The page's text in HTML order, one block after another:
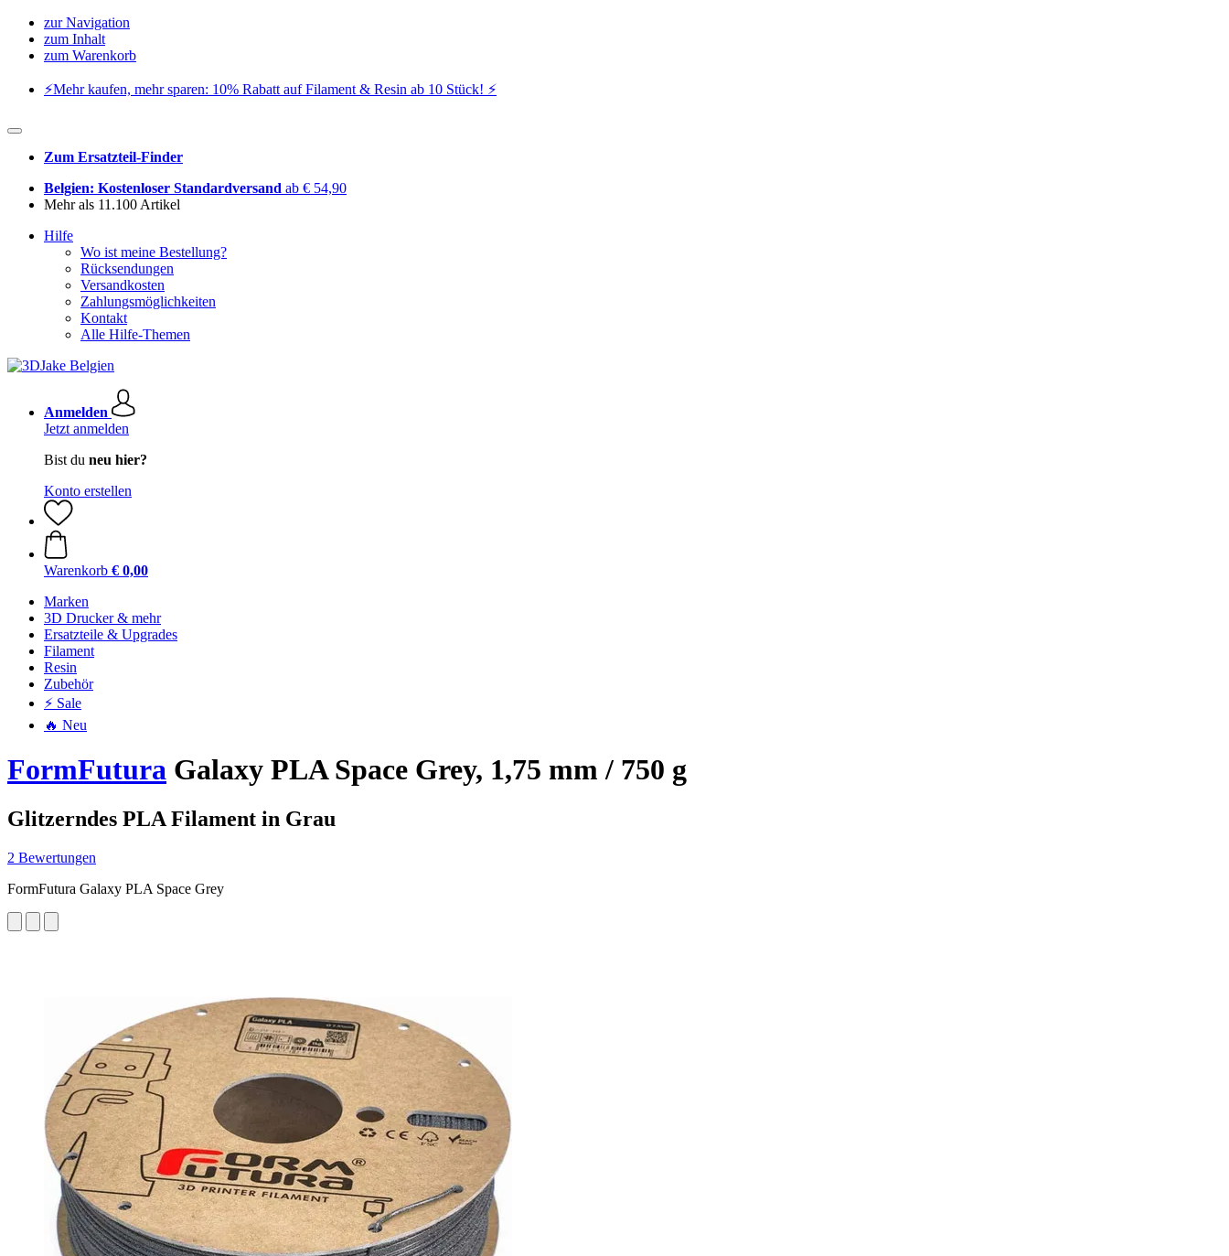
zur Navigation
zum Inhalt
zum Warenkorb
⚡️Mehr kaufen, mehr sparen: 10% Rabatt auf Filament & Resin ab 10 Stück! ⚡️
Zum Ersatzteil-Finder
Belgien: Kostenloser Standardversand ab € 54,90
Mehr als 11.100 Artikel
Hilfe
Wo ist meine Bestellung?
Rücksendungen
Versandkosten
Zahlungsmöglichkeiten
Kontakt
Alle Hilfe-Themen
Anmelden
Jetzt anmelden
Bist du neu hier?
Konto erstellen
Warenkorb € 0,00
Marken
3D Drucker & mehr
Ersatzteile & Upgrades
Filament
Resin
Zubehör
⚡ Sale
🔥 Neu
FormFutura Galaxy PLA Space Grey, 1,75 mm / 750 g
Glitzerndes PLA Filament in Grau
2 Bewertungen
FormFutura Galaxy PLA Space Grey